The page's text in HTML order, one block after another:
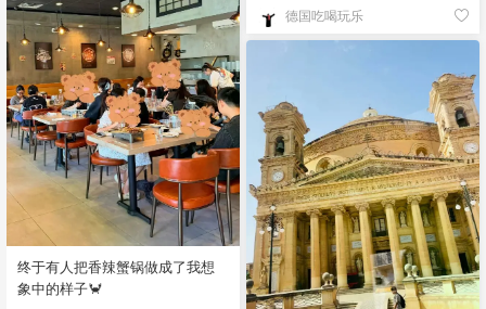
德国吃喝玩乐
终于有人把香辣蟹锅做成了我想
象中的样子🦀